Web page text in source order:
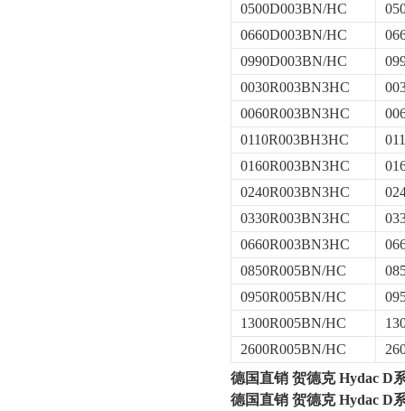
0500D003BN/HC
0660D003BN/HC
0990D003BN/HC
0030R003BN3HC
0060R003BN3HC
0110R003BH3HC
0160R003BN3HC
0240R003BN3HC
0330R003BN3HC
0660R003BN3HC
0850R005BN/HC
0950R005BN/HC
1300R005BN/HC
2600R005BN/HC
德国直销 贺德克 Hydac D
德国直销 贺德克 Hydac D